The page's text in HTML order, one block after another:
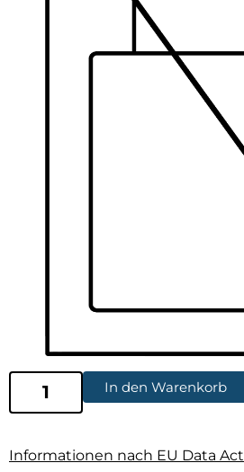
In den Warenkorb
Informationen nach EU Data Act